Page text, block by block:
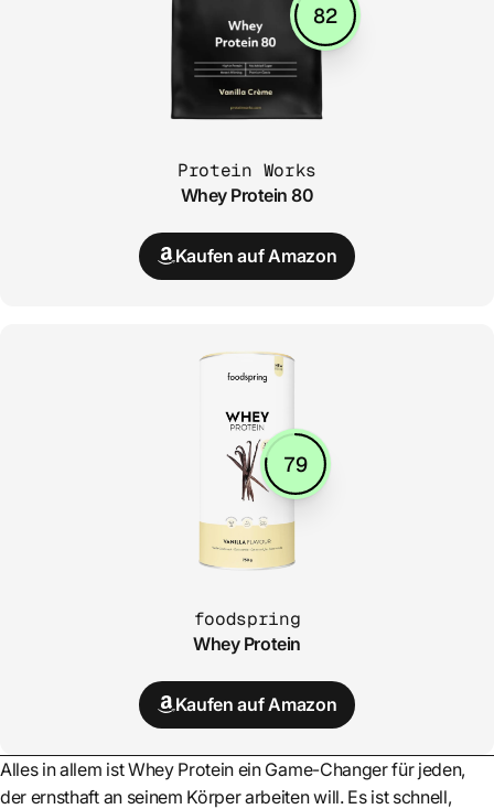
82
Protein Works
Whey Protein 80
Kaufen auf Amazon
79
foodspring
Whey Protein
Kaufen auf Amazon
Alles in allem ist Whey Protein ein Game-Changer für jeden,
der ernsthaft an seinem Körper arbeiten will. Es ist schnell,